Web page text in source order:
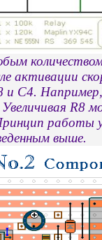
активации
и C4. Например,
Увеличивая R8
работы
выше.